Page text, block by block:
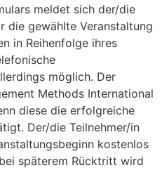
meldet sich der/die
die gewählte Veranstaltung
in Reihenfolge ihres
möglich. Der
Methods International
diese die erfolgreiche
Der/die Teilnehmer/in
kostenlos
späterem Rücktritt wird